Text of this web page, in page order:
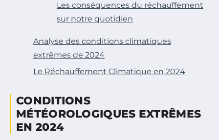
Les conséquences du réchauffement
sur notre quotidien
Analyse des conditions climatiques
extrêmes de 2024
Le Réchauffement Climatique en 2024
CONDITIONS
MÉTÉOROLOGIQUES EXTRÊMES
EN 2024